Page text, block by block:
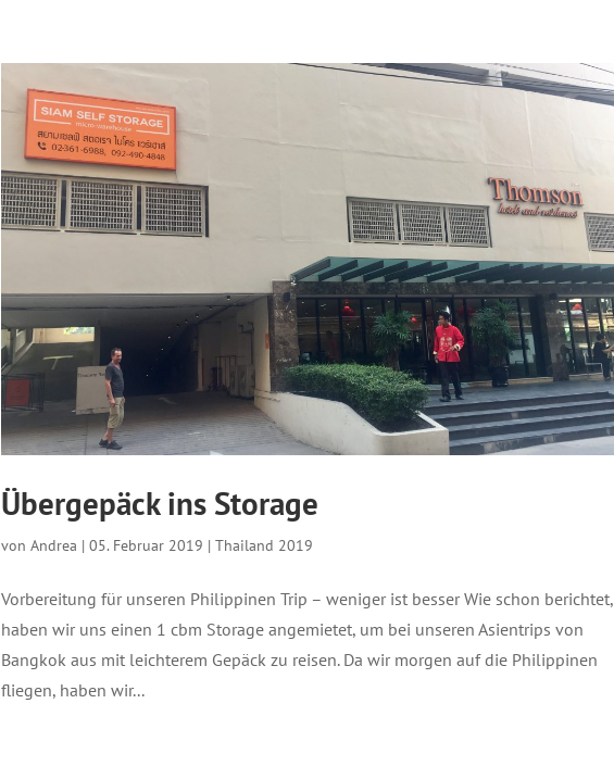
Übergepäck ins Storage
von Andrea | 05. Februar 2019 | Thailand 2019
Vorbereitung für unseren Philippinen Trip – weniger ist besser Wie schon berichtet,
haben wir uns einen 1 cbm Storage angemietet, um bei unseren Asientrips von
Bangkok aus mit leichterem Gepäck zu reisen. Da wir morgen auf die Philippinen
fliegen, haben wir...